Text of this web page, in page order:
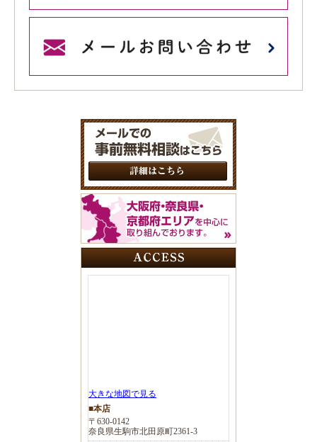
大きな地図で見る
■本店
〒630-0142
奈良県生駒市北田原町2361-3